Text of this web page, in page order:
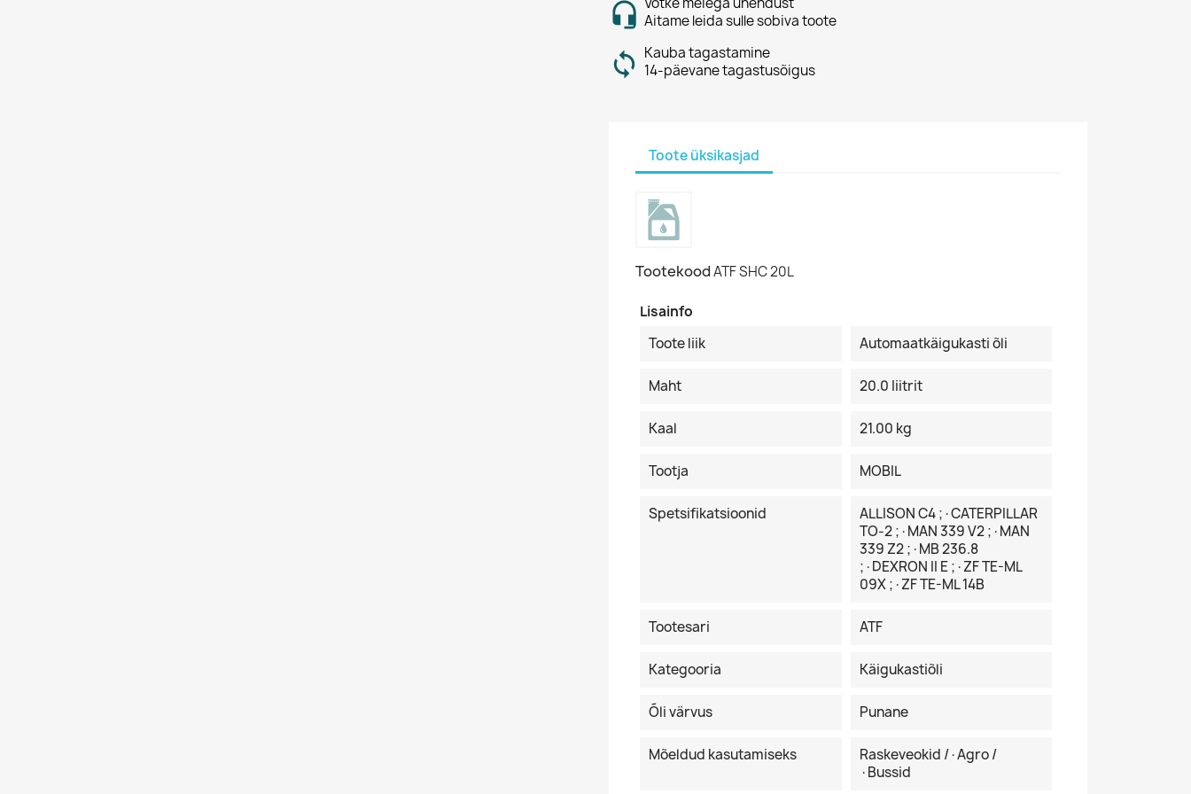
Aitame leida sulle sobiva toote
Kauba tagastamine
14-päevane tagastusõigus
Toote üksikasjad
TootekoodATF SHC 20L
Lisainfo
Toote liik
Automaatkäigukasti õli
Maht 20.0 Iiitrit
Kaal 21.00 kg
Tootja MOBIL
Spetsifikatsioonid
ALLISON C4 ;·CATERPILLAR
TO-2 ;·MAN 339 V2 ;·MAN
339 Z2 ;·MB 236.8
;·DEXRON II E ;·ZF TE-ML
09X ;·ZF TE-ML 14B
Tootesari ATF
Kategooria Käigukastiõli
Õli värvus Punane
Mõeldud kasutamiseks
Raskeveokid /·Agro /
·Bussid